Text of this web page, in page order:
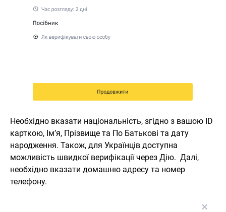
Необхідно вказати національність, згідно з вашою ID
карткою, Ім’я, Прізвище та По Батькові та дату
народження. Також, для Українців доступна
можливість швидкої верифікації через Дію. Далі,
необхідно вказати домашню адресу та номер
телефону.